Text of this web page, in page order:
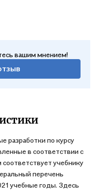
вашим мнением!
разработки по курсу
в соответствии с
учебнику
перечень
учебные годы. Здесь